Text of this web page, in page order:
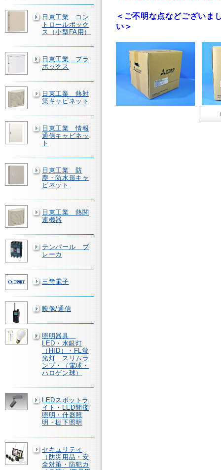
日東工業 コン
トロールボック
ス（小型FA用）
日東工業 プラ
ボックス
日東工業 熱対
策キャビネット
日東工業 情報
通信キャビネッ
ト
日東工業 防
塵・防水形キャ
ビネット
日東工業 熱関
連機器
テンパール ブ
レーカ
三幸電子
映像/通信
照明器具
LED・水銀灯
（HID）・FL蛍
光灯 スリムラ
ンプ・（電球・
ハロゲン球）
LEDスポットラ
イト・LED間接
照明・什器照
明・棚下照明
セキュリティ
（防災用品・安
全対策・防犯カ
＜ご不明な点などございま
い＞